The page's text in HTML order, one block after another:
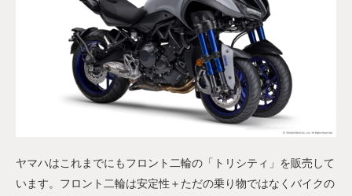
ヤマハはこれまでにもフロント二輪の「トリシティ」を販売して
います。フロント二輪は安定性＋ただの乗り物ではなくバイクの